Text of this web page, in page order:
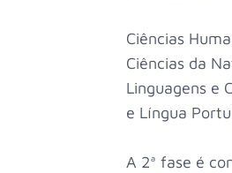
Ciências
Ciências da
Linguagens e
e Língua
A 2ª fase é